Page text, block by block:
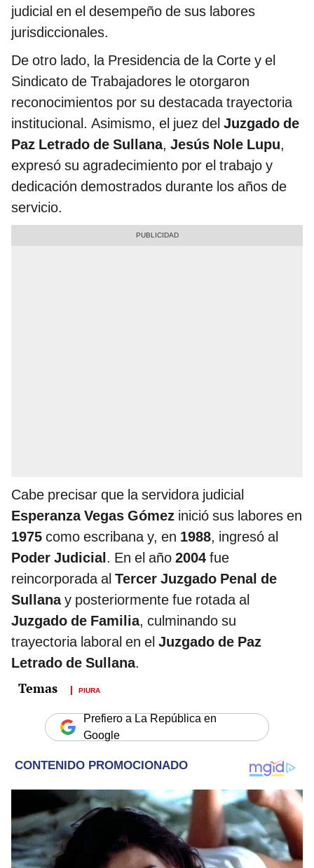
judicial en el desempeño de sus labores
jurisdiccionales.
De otro lado, la Presidencia de la Corte y el
Sindicato de Trabajadores le otorgaron
reconocimientos por su destacada trayectoria
institucional. Asimismo, el juez del Juzgado de
Paz Letrado de Sullana, Jesús Nole Lupu,
expresó su agradecimiento por el trabajo y
dedicación demostrados durante los años de
servicio.
Cabe precisar que la servidora judicial
Esperanza Vegas Gómez inició sus labores en
1975 como escribana y, en 1988, ingresó al
Poder Judicial. En el año 2004 fue
reincorporada al Tercer Juzgado Penal de
Sullanay posteriormente fue rotada al
Juzgado de Familia, culminando su
trayectoria laboral en el Juzgado de Paz
Letrado de Sullana.
PIURA
Prefiero a La República en
Google